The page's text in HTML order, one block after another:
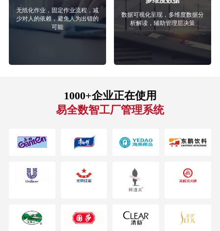
无纸化作业，固定作业流程，减
少对人的依赖，避免人为出错的
可能
数据可视化呈现，多维度数据分
析解读，辅助管理层决策
1000+企业正在使用
易全数智工厂管理系统